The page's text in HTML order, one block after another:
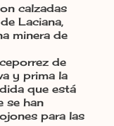
calzadas
Laciana,
minera de
de
y prima la
que está
se han
para las